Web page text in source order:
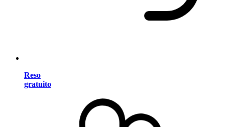
Reso
gratuito